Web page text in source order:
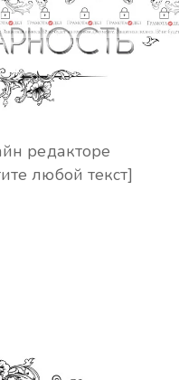
редакторе
любой текст]